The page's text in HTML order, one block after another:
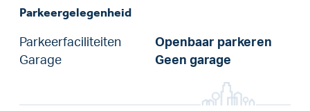
Parkeergelegenheid
Parkeerfaciliteiten
Openbaar parkeren
Garage
Geen garage